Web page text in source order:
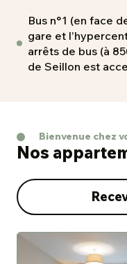
Bus n°1 (en face
gare et
arrêts de bus (à
de Seillon est
Bienvenue chez
Nos